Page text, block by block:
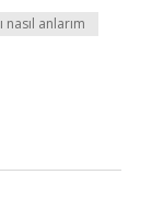
nasıl anlarım